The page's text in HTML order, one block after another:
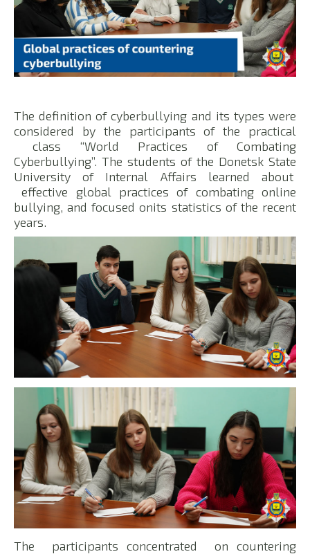
The definition of cyberbullying and its types were
considered by the participants of the practical
class “World Practices of Combating
Cyberbullying”. The students of the Donetsk State
University of Internal Affairs learned about
effective global practices of combating online
bullying, and focused onits statistics of the recent
years.
The participants concentrated on countering